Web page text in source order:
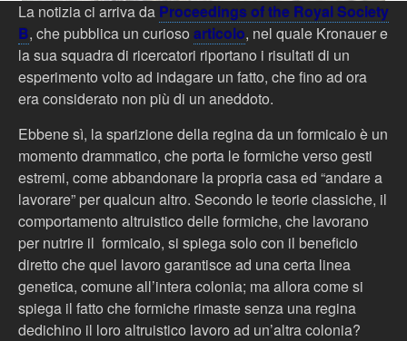
La notizia ci arriva da Proceedings of the Royal Society
B, che pubblica un curioso articolo, nel quale Kronauer e
la sua squadra di ricercatori riportano i risultati di un
esperimento volto ad indagare un fatto, che fino ad ora
era considerato non più di un aneddoto.
Ebbene sì, la sparizione della regina da un formicaio è un
momento drammatico, che porta le formiche verso gesti
estremi, come abbandonare la propria casa ed “andare a
lavorare” per qualcun altro. Secondo le teorie classiche, il
comportamento altruistico delle formiche, che lavorano
per nutrire il formicaio, si spiega solo con il beneficio
diretto che quel lavoro garantisce ad una certa linea
genetica, comune all’intera colonia; ma allora come si
spiega il fatto che formiche rimaste senza una regina
dedichino il loro altruistico lavoro ad un’altra colonia?